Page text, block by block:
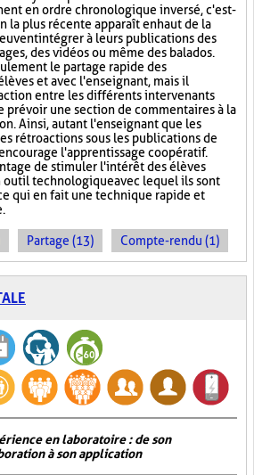
en ordre chronologique inversé, c'est-
la plus récente apparaît en haut de la
intégrer à leurs publications des
des vidéos ou même des balados.
le partage rapide des
et avec l'enseignant, mais il
entre les différents intervenants
prévoir une section de commentaires à la
Ainsi, autant l'enseignant que les
rétroactions sous les publications de
l'apprentissage coopératif.
de stimuler l'intérêt des élèves
technologique avec lequel ils sont
qui en fait une technique rapide et
Partage (13) Compte-rendu (1)
en laboratoire : de son
à son application